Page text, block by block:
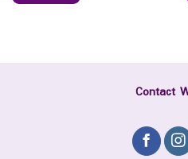
Contact